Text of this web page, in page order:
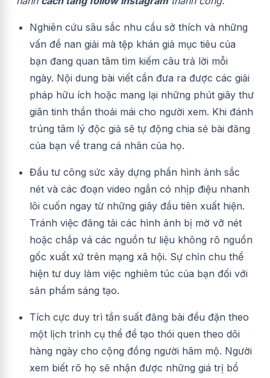
Nghiên cứu sâu sắc nhu cầu sở thích và những
vấn đề nan giải mà tệp khán giả mục tiêu của
bạn đang quan tâm tìm kiếm câu trả lời mỗi
ngày. Nội dung bài viết cần đưa ra được các giải
pháp hữu ích hoặc mang lại những phút giây thư
giãn tinh thần thoải mái cho người xem. Khi đánh
trúng tâm lý độc giả sẽ tự động chia sẻ bài đăng
của bạn về trang cá nhân của họ.
Đầu tư công sức xây dựng phần hình ảnh sắc
nét và các đoạn video ngắn có nhịp điệu nhanh
lôi cuốn ngay từ những giây đầu tiên xuất hiện.
Tránh việc đăng tải các hình ảnh bị mờ vỡ nét
hoặc chắp vá các nguồn tư liệu không rõ nguồn
gốc xuất xứ trên mạng xã hội. Sự chỉn chu thể
hiện tư duy làm việc nghiêm túc của bạn đối với
sản phẩm sáng tạo.
Tích cực duy trì tần suất đăng bài đều đặn theo
một lịch trình cụ thể để tạo thói quen theo dõi
hàng ngày cho cộng đồng người hâm mộ. Người
xem biết rõ họ sẽ nhận được những giá trị bổ